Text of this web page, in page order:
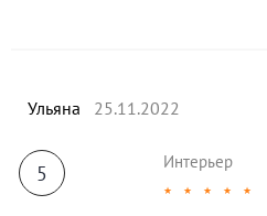
Ульяна 25.11.2022
5 Интерьер
★ ★ ★ ★ ★